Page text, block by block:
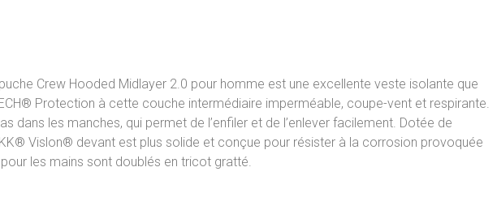
Crew Hooded Midlayer 2.0 pour homme est une excellente veste isolante que
Protection à cette couche intermédiaire imperméable, coupe-vent et respirante.
les manches, qui permet de l’enfiler et de l’enlever facilement. Dotée de
Vislon® devant est plus solide et conçue pour résister à la corrosion provoquée
les mains sont doublés en tricot gratté.